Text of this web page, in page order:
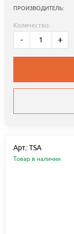
ПРОИЗВОДИТЕЛЬ:
Количество:
- +
Арт.: TSA
Товар в наличии